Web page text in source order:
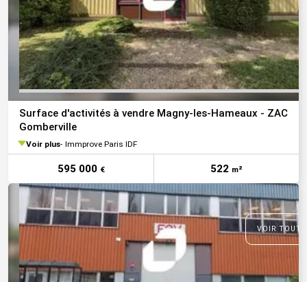
Surface d'activités à vendre Magny-les-Hameaux - ZAC
Gomberville
Voir plus Immprove Paris IDF
595 000 € 522 m²
VOIR